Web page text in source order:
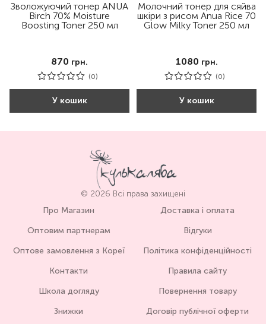
Зволожуючий тонер ANUA
Birch 70% Moisture
Boosting Toner 250 мл
870 грн.
(0)
У кошик
Молочний тонер для сяйва
шкіри з рисом Anua Rice 70
Glow Milky Toner 250 мл
1080 грн.
(0)
У кошик
© 2026 Всі права захищені
Про Магазин
Оптовим партнерам
Оптове замовлення з Кореї
Контакти
Школа догляду
Знижки
Доставка і оплата
Відгуки
Політика конфіденційності
Правила сайту
Повернення товару
Договір публічної оферти